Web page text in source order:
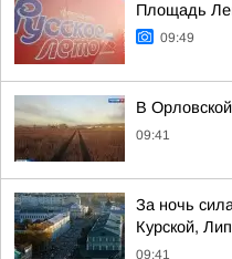
Площадь
09:49
В
09:41
За ночь
Курской,
09:41